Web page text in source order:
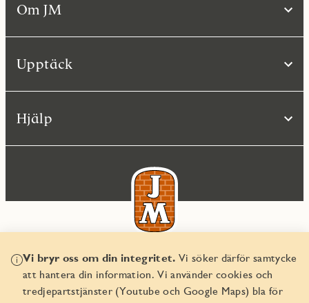
Vi bryr oss om din integritet. Vi söker därför samtycke
att hantera din information. Vi använder cookies och
tredjepartstjänster (Youtube och Google Maps) bla för
Om JM
Upptäck
Hjälp
© JM AB 2026
Organisationsnummer 556045-2103